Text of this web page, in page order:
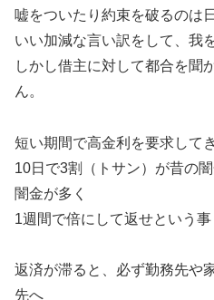
嘘をついたり約束を破るのは
いい加減な言い訳をして、我
しかし借主に対して都合を聞
ん。
短い期間で高金利を要求して
10日で3割（トサン）が昔の
闇金が多く
1週間で倍にして返せという事
返済が滞ると、必ず勤務先や
先へ